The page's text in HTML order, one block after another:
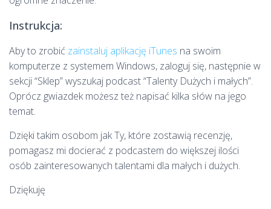
Instrukcja:
Aby to zrobić zainstaluj aplikację iTunes na swoim
komputerze z systemem Windows, zaloguj się, następnie w
sekcji “Sklep” wyszukaj podcast “Talenty Dużych i małych”.
Oprócz gwiazdek możesz też napisać kilka słów na jego
temat.
Dzięki takim osobom jak Ty, które zostawią recenzję,
pomagasz mi docierać z podcastem do większej ilości
osób zainteresowanych talentami dla małych i dużych.
Dziękuję